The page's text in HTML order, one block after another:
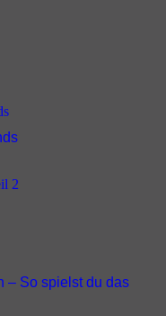
– So spielst du das